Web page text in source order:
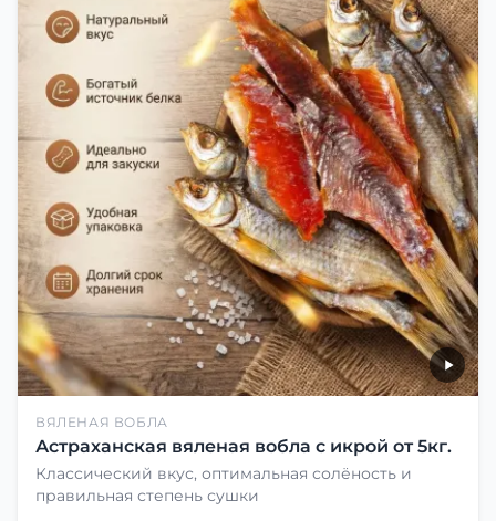
ВЯЛЕНАЯ ВОБЛА
Астраханская вяленая вобла с икрой от 5кг.
Классический вкус, оптимальная солёность и
правильная степень сушки